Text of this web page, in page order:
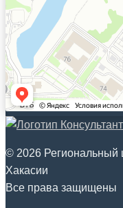
© 2026 Региональный
Хакасии
Все права защищены